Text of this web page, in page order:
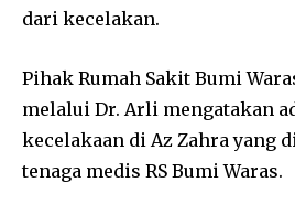
dari kecelakan.
Pihak Rumah Sakit Bumi
melalui Dr. Arli mengatakan
kecelakaan di Az Zahra yang
tenaga medis RS Bumi Waras.